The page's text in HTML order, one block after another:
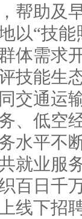
帮助及
以“技
体需求
技能生
交通运
、低空
水平不
就业服
百日千
线下招